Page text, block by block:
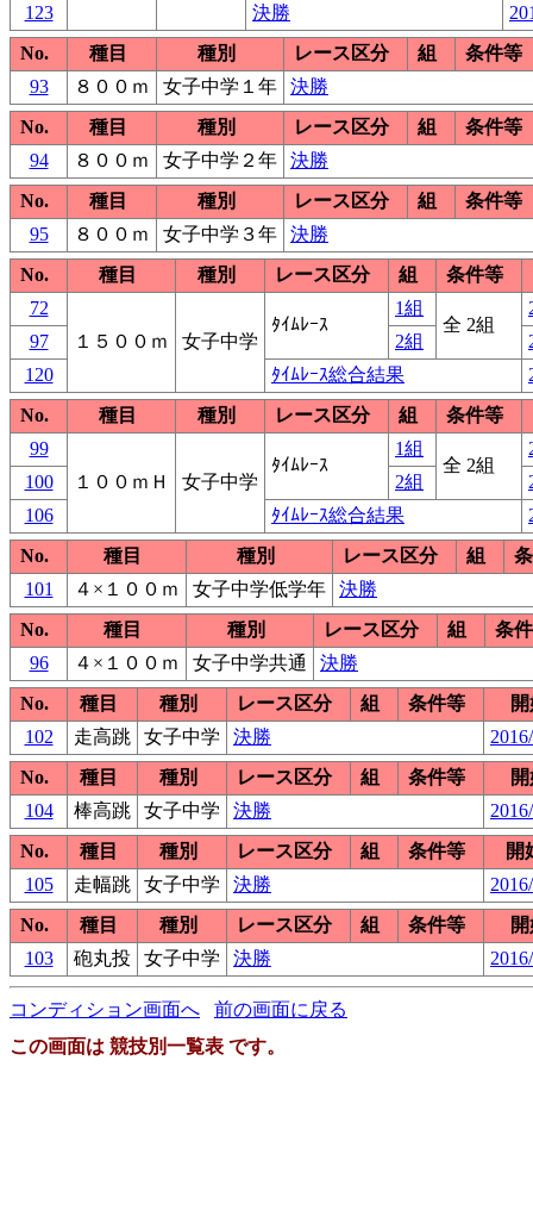
123
決勝
No.
種目 種別 レース区分 組
条件等
93
８００ｍ 女子中学１年
決勝
No.
種目 種別 レース区分 組
条件等
94
８００ｍ 女子中学２年
決勝
No.
種目 種別 レース区分 組
条件等
95
８００ｍ 女子中学３年
決勝
No.
種目 種別 レース区分 組
条件等
72
１５００ｍ
女子中学
ﾀｲﾑﾚｰｽ
1組
全 2組
97
2組
120
ﾀｲﾑﾚｰｽ総合結果
No.
種目 種別 レース区分 組
条件等
99
１００ｍＨ
女子中学
ﾀｲﾑﾚｰｽ
1組
全 2組
100
2組
106
ﾀｲﾑﾚｰｽ総合結果
No.
種目 種別 レース区分 組
101
４×１００ｍ 女子中学低学年
決勝
No.
種目 種別 レース区分 組
条
96
４×１００ｍ 女子中学共通
決勝
No.
種目 種別 レース区分 組 条件等
102
走高跳 女子中学 決勝
No.
種目 種別 レース区分 組 条件等
104
棒高跳 女子中学 決勝
No.
種目 種別 レース区分 組 条件等
開
105
走幅跳 女子中学 決勝
No.
種目 種別 レース区分 組 条件等
103
砲丸投 女子中学 決勝
コンディション画面へ
前の画面に戻る
この画面は 競技別一覧表 です。